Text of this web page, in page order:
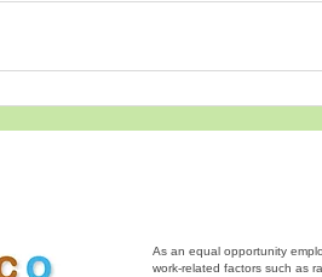
As an equal opportunity
work-related factors such as